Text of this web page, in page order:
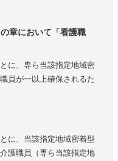
章において「看護職
に、専ら当該指定地域密
員が一以上確保されるた
に、当該指定地域密着型
護職員（専ら当該指定地